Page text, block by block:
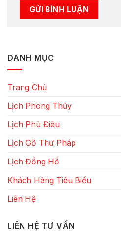
DANH MỤC
Trang Chủ
Lịch Phong Thủy
Lịch Phù Điêu
Lịch Gỗ Thư Pháp
Lịch Đồng Hồ
Khách Hàng Tiêu Biểu
Liên Hệ
LIÊN HỆ TƯ VẤN